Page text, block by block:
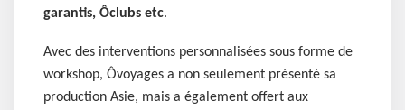
garantis, Ôclubs etc.
Avec des interventions personnalisées sous forme de
workshop, Ôvoyages a non seulement présenté sa
production Asie, mais a également offert aux